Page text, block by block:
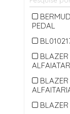
COLETE
JAQUETA
JEANS
PEDAL
BLAZER